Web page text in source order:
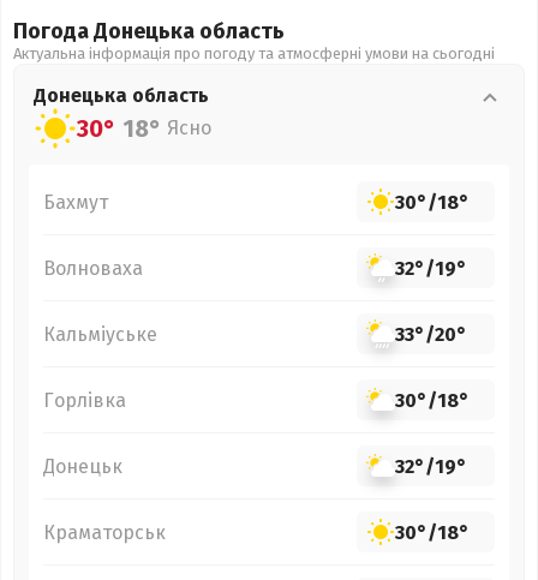
Погода Донецька область
Актуальна інформація про погоду та атмосферні умови на сьогодні
Донецька область
30° 18° Ясно
Бахмут 30°/18°
Волноваха 32°/19°
Кальміуське 33°/20°
Горлівка 30°/18°
Донецьк 32°/19°
Краматорськ 30°/18°